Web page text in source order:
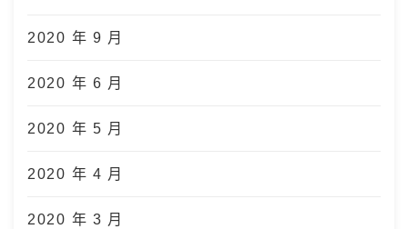
2020 年 9 月
2020 年 6 月
2020 年 5 月
2020 年 4 月
2020 年 3 月